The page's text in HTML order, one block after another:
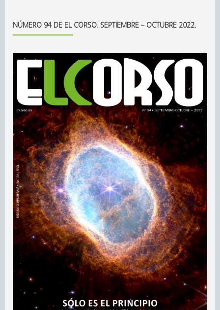
NÚMERO 94 DE EL CORSO. SEPTIEMBRE – OCTUBRE 2022.